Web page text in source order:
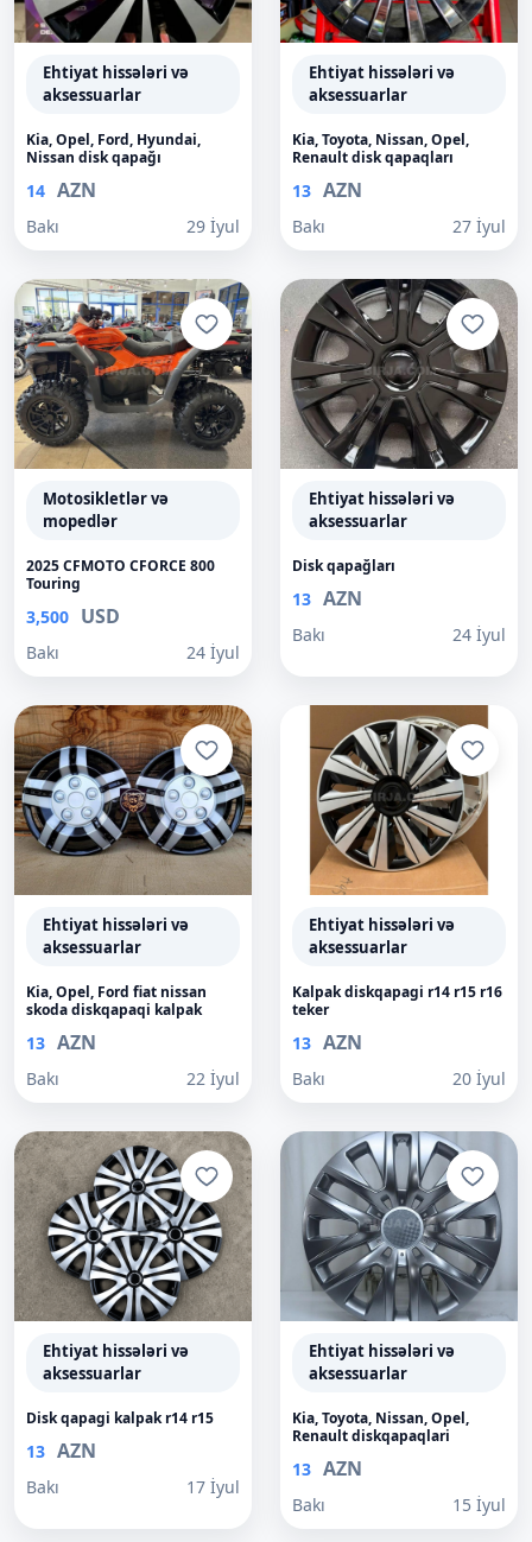
Ehtiyat hissələri və
aksessuarlar
Kia, Opel, Ford, Hyundai,
Nissan disk qapağı
14 AZN
Bakı 29 İyul
Ehtiyat hissələri və
aksessuarlar
Kia, Toyota, Nissan, Opel,
Renault disk qapaqları
13 AZN
Bakı 27 İyul
Motosikletlər və
mopedlər
2025 CFMOTO CFORCE 800
Touring
3,500 USD
Bakı 24 İyul
Ehtiyat hissələri və
aksessuarlar
Disk qapağları
13 AZN
Bakı 24 İyul
Ehtiyat hissələri və
aksessuarlar
Kia, Opel, Ford fiat nissan
skoda diskqapaqi kalpak
13 AZN
Bakı 22 İyul
Ehtiyat hissələri və
aksessuarlar
Kalpak diskqapagi r14 r15 r16
teker
13 AZN
Bakı 20 İyul
Ehtiyat hissələri və
aksessuarlar
Disk qapagi kalpak r14 r15
13 AZN
Bakı 17 İyul
Ehtiyat hissələri və
aksessuarlar
Kia, Toyota, Nissan, Opel,
Renault diskqapaqlari
13 AZN
Bakı 15 İyul